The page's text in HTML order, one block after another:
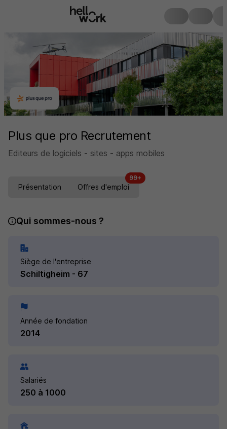
Plus que pro Recrutement
Editeurs de logiciels - sites - apps mobiles
Présentation Offres d'emploi
99+
Qui sommes-nous ?
Siège de l'entreprise
Schiltigheim - 67
Année de fondation
2014
Salariés
250 à 1000